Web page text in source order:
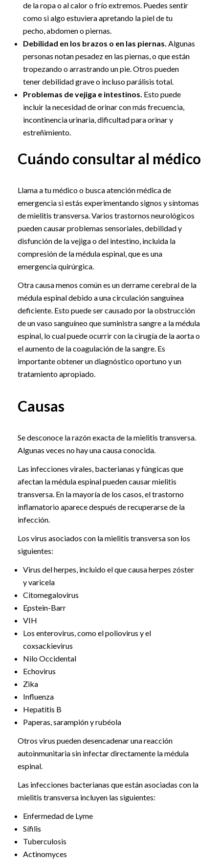
de la ropa o al calor o frío extremos. Puedes sentir
como si algo estuviera apretando la piel de tu
pecho, abdomen o piernas.
Debilidad en los brazos o en las piernas. Algunas
personas notan pesadez en las piernas, o que están
tropezando o arrastrando un pie. Otros pueden
tener debilidad grave o incluso parálisis total.
Problemas de vejiga e intestinos. Esto puede
incluir la necesidad de orinar con más frecuencia,
incontinencia urinaria, dificultad para orinar y
estreñimiento.
Cuándo consultar al médico
Llama a tu médico o busca atención médica de
emergencia si estás experimentando signos y síntomas
de mielitis transversa. Varios trastornos neurológicos
pueden causar problemas sensoriales, debilidad y
disfunción de la vejiga o del intestino, incluida la
compresión de la médula espinal, que es una
emergencia quirúrgica.
Otra causa menos común es un derrame cerebral de la
médula espinal debido a una circulación sanguínea
deficiente. Esto puede ser causado por la obstrucción
de un vaso sanguíneo que suministra sangre a la médula
espinal, lo cual puede ocurrir con la cirugía de la aorta o
el aumento de la coagulación de la sangre. Es
importante obtener un diagnóstico oportuno y un
tratamiento apropiado.
Causas
Se desconoce la razón exacta de la mielitis transversa.
Algunas veces no hay una causa conocida.
Las infecciones virales, bacterianas y fúngicas que
afectan la médula espinal pueden causar mielitis
transversa. En la mayoría de los casos, el trastorno
inflamatorio aparece después de recuperarse de la
infección.
Los virus asociados con la mielitis transversa son los
siguientes:
Virus del herpes, incluido el que causa herpes zóster
y varicela
Citomegalovirus
Epstein-Barr
VIH
Los enterovirus, como el poliovirus y el
coxsackievirus
Nilo Occidental
Echovirus
Zika
Influenza
Hepatitis B
Paperas, sarampión y rubéola
Otros virus pueden desencadenar una reacción
autoinmunitaria sin infectar directamente la médula
espinal.
Las infecciones bacterianas que están asociadas con la
mielitis transversa incluyen las siguientes:
Enfermedad de Lyme
Sífilis
Tuberculosis
Actinomyces